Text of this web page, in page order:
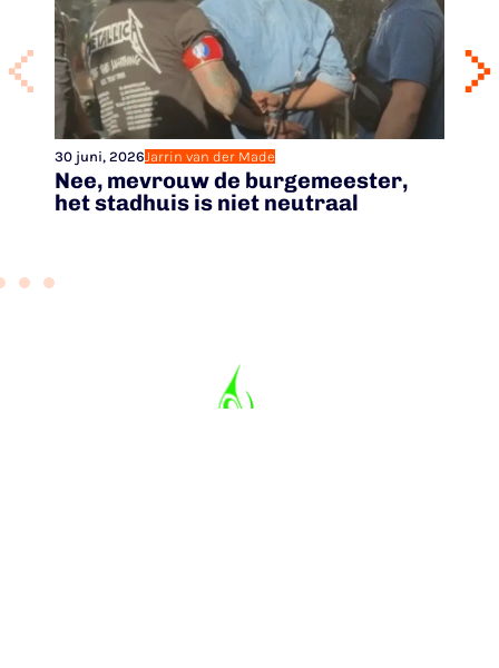
30 juni, 2026Jarrin van der Made
Nee, mevrouw de burgemeester,
het stadhuis is niet neutraal